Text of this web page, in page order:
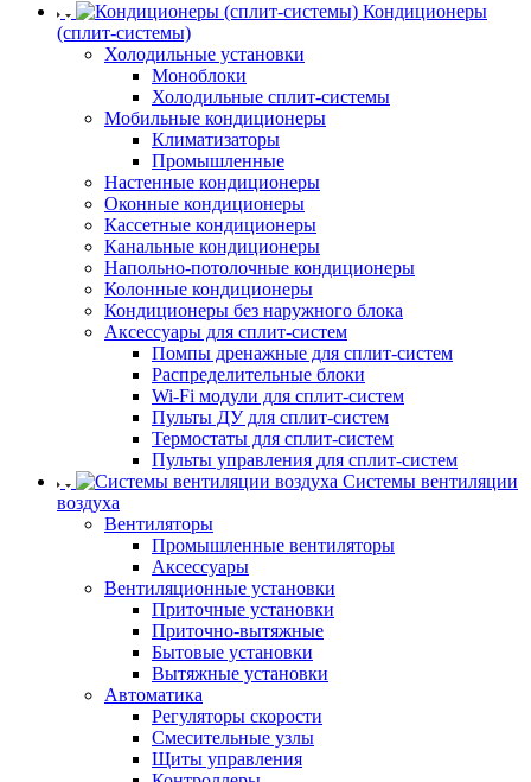
Кондиционеры
(сплит-системы)
Холодильные установки
Моноблоки
Холодильные сплит-системы
Мобильные кондиционеры
Климатизаторы
Промышленные
Настенные кондиционеры
Оконные кондиционеры
Кассетные кондиционеры
Канальные кондиционеры
Напольно-потолочные кондиционеры
Колонные кондиционеры
Кондиционеры без наружного блока
Аксессуары для сплит-систем
Помпы дренажные для сплит-систем
Распределительные блоки
Wi-Fi модули для сплит-систем
Пульты ДУ для сплит-систем
Термостаты для сплит-систем
Пульты управления для сплит-систем
Системы вентиляции
воздуха
Вентиляторы
Промышленные вентиляторы
Аксессуары
Вентиляционные установки
Приточные установки
Приточно-вытяжные
Бытовые установки
Вытяжные установки
Автоматика
Регуляторы скорости
Смесительные узлы
Щиты управления